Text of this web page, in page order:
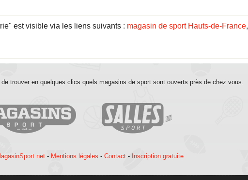
est visible via les liens suivants : magasin de sport Hauts-de-France,
trouver en quelques clics quels magasins de sport sont ouverts près de chez vous.
- Mentions légales - Contact - Inscription gratuite